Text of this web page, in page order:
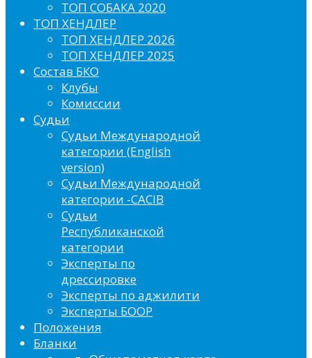
ТОП СОБАКА 2020
ТОП ХЕНДЛЕР
ТОП ХЕНДЛЕР 2026
ТОП ХЕНДЛЕР 2025
Состав БКО
Клубы
Комиссии
Судьи
Судьи Международной
категории (English
version)
Судьи Международной
категории -CACIB
Судьи
Республиканской
категории
Эксперты по
дрессировке
Эксперты по аджилити
Эксперты БООР
Положения
Бланки